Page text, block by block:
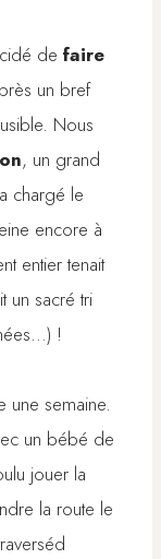
de faire
un bref
Nous
, un grand
chargé le
encore à
entier tenait
un sacré tri
!
une semaine.
un bébé de
jouer la
la route le